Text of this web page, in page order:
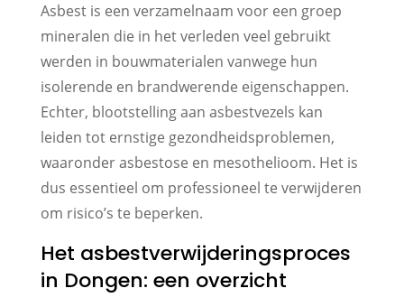
Asbest is een verzamelnaam voor een groep
mineralen die in het verleden veel gebruikt
werden in bouwmaterialen vanwege hun
isolerende en brandwerende eigenschappen.
Echter, blootstelling aan asbestvezels kan
leiden tot ernstige gezondheidsproblemen,
waaronder asbestose en mesothelioom. Het is
dus essentieel om professioneel te verwijderen
om risico’s te beperken.
Het asbestverwijderingsproces
in Dongen: een overzicht